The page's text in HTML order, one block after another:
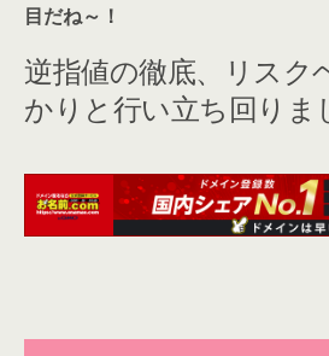
目だね～！
逆指値の徹底、リスク
かりと行い立ち回り ま